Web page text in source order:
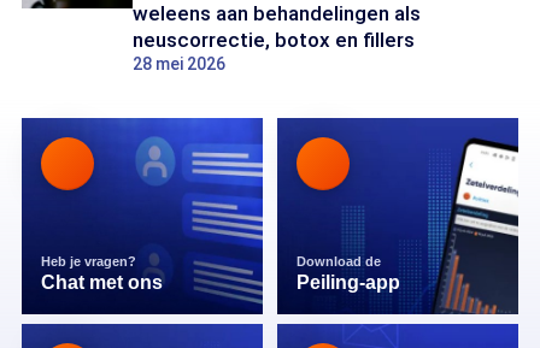
weleens aan behandelingen als
neuscorrectie, botox en fillers
28 mei 2026
Heb je vragen?
Chat met ons
Download de
Peiling-app